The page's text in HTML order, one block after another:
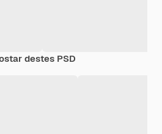
destes PSD